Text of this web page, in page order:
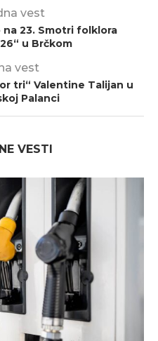
vest
na 23. Smotri folklora
u Brčkom
vest
tri“ Valentine Talijan u
Palanci
VESTI